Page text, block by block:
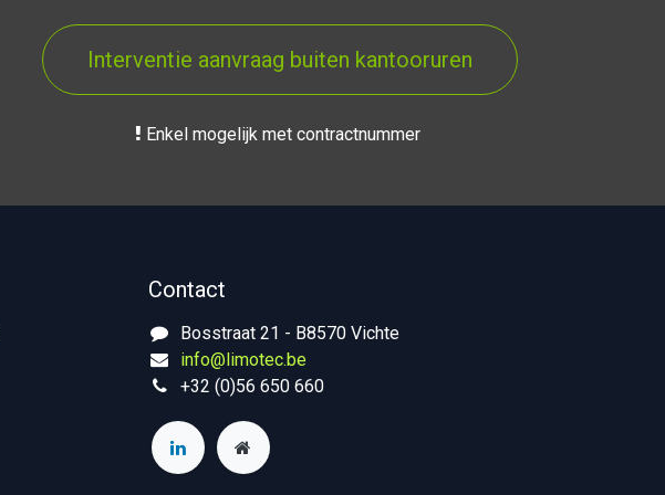
Interventie aanvraag buiten kantooruren
Enkel mogelijk met contractnummer
Contact
Bosstraat 21 - B8570 Vichte
info@limotec.be
+32 (0)56 650 660